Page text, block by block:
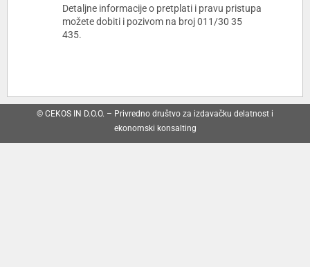
Detaljne informacije o pretplati i pravu pristupa
možete dobiti i pozivom na broj 011/30 35
435.
© CEKOS IN D.O.O. – Privredno društvo za izdavačku delatnost i
ekonomski konsalting